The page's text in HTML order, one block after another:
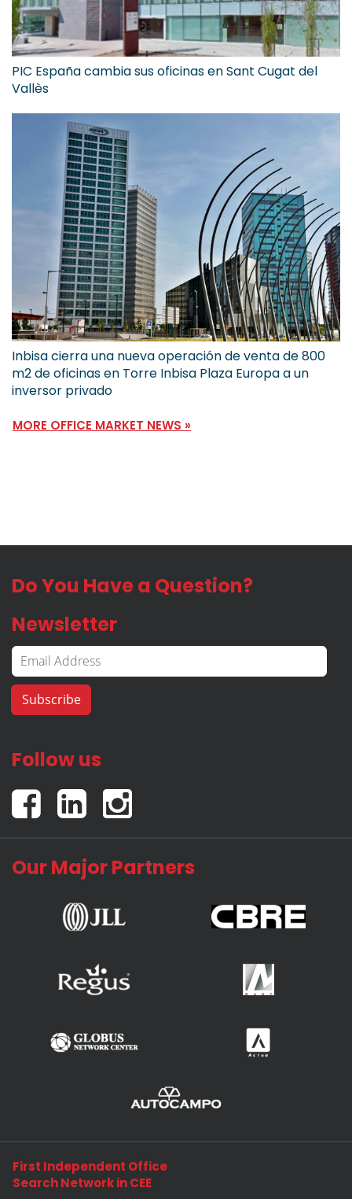
PIC España cambia sus oficinas en Sant Cugat del
Vallès
Inbisa cierra una nueva operación de venta de 800
m2 de oficinas en Torre Inbisa Plaza Europa a un
inversor privado
MORE OFFICE MARKET NEWS »
Do You Have a Question?
Newsletter
Follow us
Our Major Partners
First Independent Office
Search Network in CEE